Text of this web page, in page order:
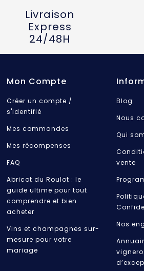
Livraison
Express
24/48H
Mon Compte
Créer un compte /
s'identifié
Mes commandes
Mes récompenses
FAQ
Abricot du Roulot : le
guide ultime pour tout
comprendre et bien
acheter
Vins et champagnes sur-
mesure pour votre
mariage
Blog
Nous
Qui
vente
Nos